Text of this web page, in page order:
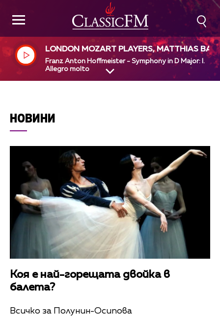
LONDON MOZART PLAYERS, MATTHIAS
RT
Franz Anton Hoffmeister - Symphony in D Major: I.
Allegro molto
НОВИНИ
Коя е най-горещата двойка в
балета?
Всичко за Полунин-Осипова